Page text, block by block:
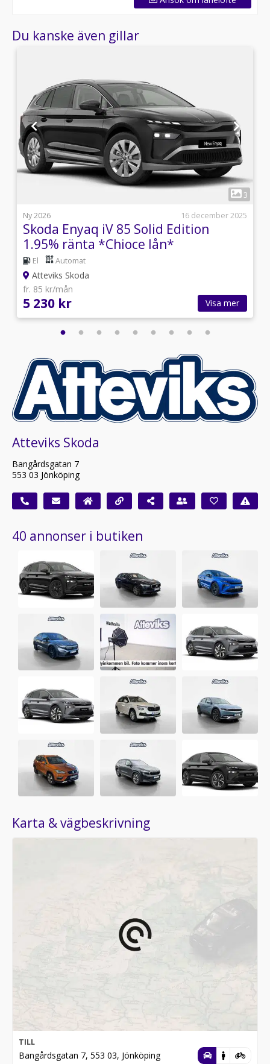
Du kanske även gillar
1
3
Ny 2026
16 december 2025
Skoda Enyaq iV 85 Solid Edition
1.95% ränta *Chioce lån*
El Automat
Atteviks Skoda
fr. 85 kr/mån
5 230 kr Visa mer
Atteviks Skoda
Bangårdsgatan 7
553 03 Jönköping
40 annonser i butiken
Karta & vägbeskrivning
TILL
Bangårdsgatan 7, 553 03, Jönköping